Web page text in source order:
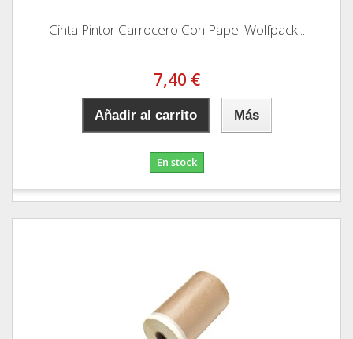
Cinta Pintor Carrocero Con Papel Wolfpack...
7,40 €
Añadir al carrito Más
En stock